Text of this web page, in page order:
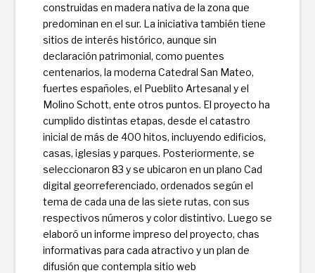
construidas en madera nativa de la zona que
predominan en el sur. La iniciativa también tiene
sitios de interés histórico, aunque sin
declaración patrimonial, como puentes
centenarios, la moderna Catedral San Mateo,
fuertes españoles, el Pueblito Artesanal y el
Molino Schott, ente otros puntos. El proyecto ha
cumplido distintas etapas, desde el catastro
inicial de más de 400 hitos, incluyendo edi­ficios,
casas, iglesias y parques. Posteriormente, se
seleccionaron 83 y se ubicaron en un plano Cad
digital georreferenciado, ordenados según el
tema de cada una de las siete rutas, con sus
respectivos números y color distintivo. Luego se
elaboró un informe impreso del proyecto, ­chas
informativas para cada atractivo y un plan de
difusión que contempla sitio web